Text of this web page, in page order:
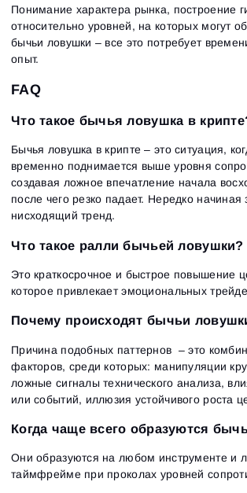
Понимание характера рынка, построение
относительно уровней, на которых могут
бычьи ловушки – все это потребует
опыт.
FAQ
Что такое бычья ловушка в
Бычья ловушка в крипте – это ситуация,
временно поднимается выше уровня
создавая ложное впечатление начала
после чего резко падает. Нередко начиная
нисходящий тренд.
Что такое ралли бычьей ловушки?
Это краткосрочное и быстрое повышение
которое привлекает эмоциональных
Почему происходят бычьи
Причина подобных паттернов – это
факторов, среди которых: манипуляции
ложные сигналы технического анализа,
или событий, иллюзия устойчивого роста
Когда чаще всего образуются
Они образуются на любом инструменте и
таймфрейме при проколах уровней